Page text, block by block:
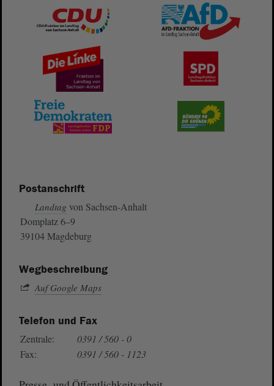
Postanschrift
Landtag von Sachsen-Anhalt
Domplatz 6–9
39104 Magdeburg
Wegbeschreibung
Auf Google Maps
Telefon und Fax
Zentrale:
0391 / 560 - 0
Fax:
0391 / 560 - 1123